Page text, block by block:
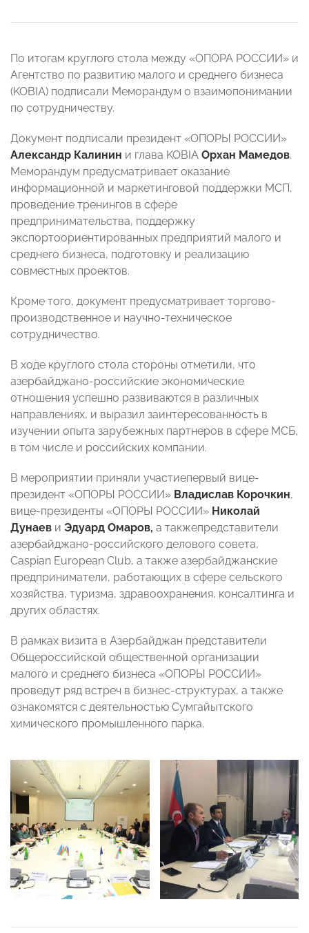
По итогам круглого стола между «ОПОРА РОССИИ» и
Агентство по развитию малого и среднего бизнеса
(KOBIA) подписали Меморандум о взаимопонимании
по сотрудничеству.
Документ подписали президент «ОПОРЫ РОССИИ»
Александр Калинин и глава KOBIA Орхан Мамедов.
Меморандум предусматривает оказание
информационной и маркетинговой поддержки МСП,
проведение тренингов в сфере
предпринимательства, поддержку
экспортоориентированных предприятий малого и
среднего бизнеса, подготовку и реализацию
совместных проектов.
Кроме того, документ предусматривает торгово-
производственное и научно-техническое
сотрудничество.
В ходе круглого стола стороны отметили, что
азербайджано-российские экономические
отношения успешно развиваются в различных
направлениях, и выразил заинтересованность в
изучении опыта зарубежных партнеров в сфере МСБ,
в том числе и российских компании.
В мероприятии приняли участиепервый вице-
президент «ОПОРЫ РОССИИ» Владислав Корочкин,
вице-президенты «ОПОРЫ РОССИИ» Николай
Дунаев и Эдуард Омаров, а такжепредставители
азербайджано-российского делового совета,
Caspian European Club, а также азербайджанские
предприниматели, работающих в сфере сельского
хозяйства, туризма, здравоохранения, консалтинга и
других областях.
В рамках визита в Азербайджан представители
Общероссийской общественной организации
малого и среднего бизнеса «ОПОРЫ РОССИИ»
проведут ряд встреч в бизнес-структурах, а также
ознакомятся с деятельностью Сумгайытского
химического промышленного парка.